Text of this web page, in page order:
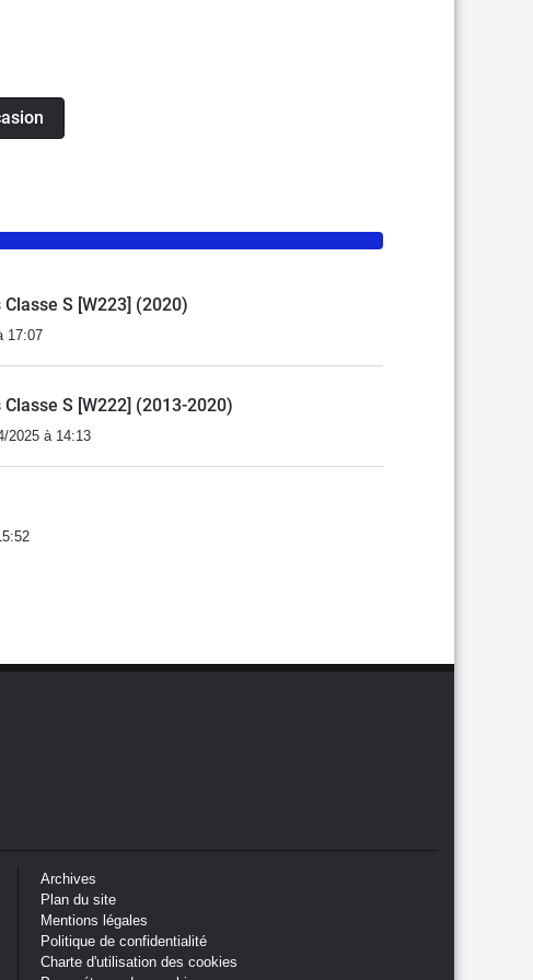
S [W223] (2020)
17:07
S [W222] (2013-2020)
2025 à 14:13
Archives
Plan du site
Mentions légales
Politique de confidentialité
Charte d'utilisation des cookies